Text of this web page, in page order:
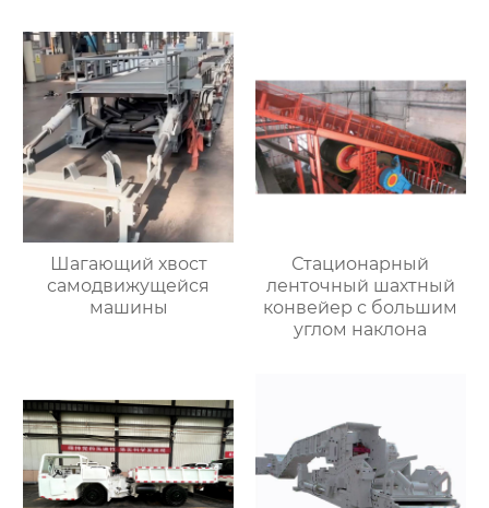
Шагающий хвост
самодвижущейся
машины
Стационарный
ленточный шахтный
конвейер с большим
углом наклона